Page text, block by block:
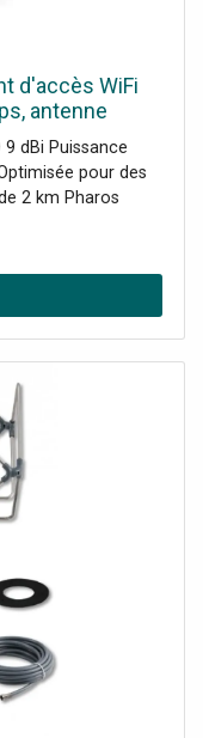
d'accès WiFi
antenne
les réseaux
dBi Puissance
pour des
2 km Pharos
Control Modes :
(WISP) Adaptateur
avec fonction de